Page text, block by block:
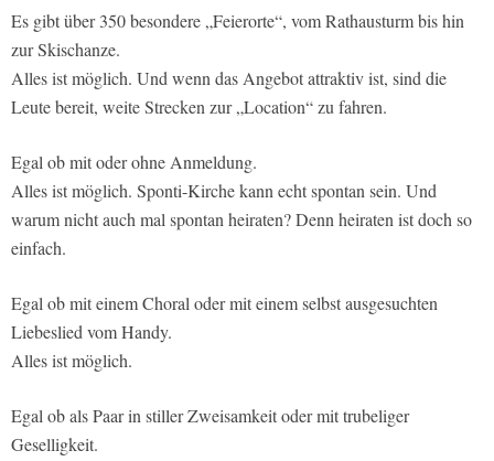
Es gibt über 350 besondere „Feierorte“, vom Rathausturm bis hin
zur Skischanze.
Alles ist möglich. Und wenn das Angebot attraktiv ist, sind die
Leute bereit, weite Strecken zur „Location“ zu fahren.
Egal ob mit oder ohne Anmeldung.
Alles ist möglich. Sponti-Kirche kann echt spontan sein. Und
warum nicht auch mal spontan heiraten? Denn heiraten ist doch so
einfach.
Egal ob mit einem Choral oder mit einem selbst ausgesuchten
Liebeslied vom Handy.
Alles ist möglich.
Egal ob als Paar in stiller Zweisamkeit oder mit trubeliger
Geselligkeit.